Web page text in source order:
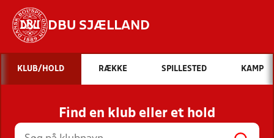
DBU SJÆLLAND
Hvad vil du søge efter?
INDHOLD OG NYHEDER
STILLINGER, RESULTATER, KLUBBER OG
HOLD
KLUB/HOLD RÆKKE SPILLESTED KAMP
Find en klub eller et hold